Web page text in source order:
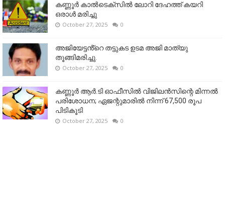
കണ്ണൂര്‍ കാല്‍ടെക്‌സില്‍ ലോറി ദേഹത്ത് കയറി
ഒരാള്‍ മരിച്ചു
October 27, 2025 0
അജിയേട്ടൻ്റെ തട്ടുകട ഉടമ അജി മാത്യു
തൂങ്ങിമരിച്ചു.
October 27, 2025 0
കണ്ണൂര്‍ ആര്‍.ടി ഓഫീസില്‍ വിജിലൻസിന്റെ മിന്നല്‍
പരിശോധന; ഏജന്റുമാരില്‍ നിന്ന് 67,500 രൂപ
പിടികൂടി
October 27, 2025 0